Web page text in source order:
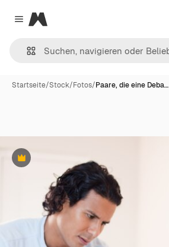
Close menu
Magnific
Startseite/Stock/Fotos/Paare, die eine Deba…
Premium